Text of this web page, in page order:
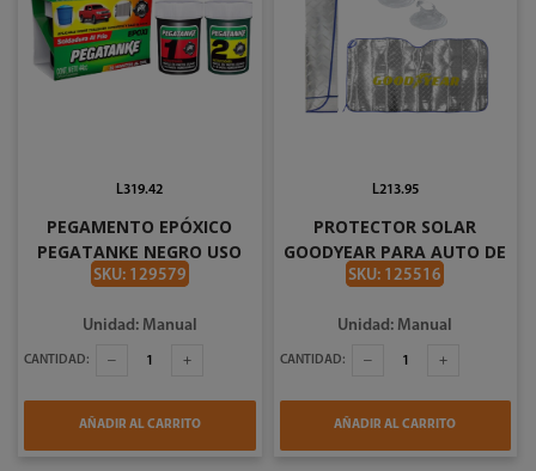
PEGAMENTO EPÓXICO
PEGATANKE NEGRO USO
GENERAL 44CC
SKU: 129579
L319.42
Unidad: Manual
CANTIDAD:
AÑADIR AL CARRITO
PROTECTOR SOLAR
GOODYEAR PARA AUTO DE
140 X 70CM 991-1906944
SKU: 125516
L213.95
Unidad: Manual
CANTIDAD:
AÑADIR AL CARRITO